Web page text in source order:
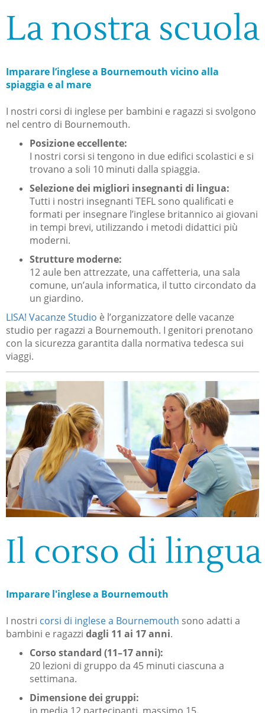
La nostra scuola
Imparare l’inglese a Bournemouth vicino alla
spiaggia e al mare
I nostri corsi di inglese per bambini e ragazzi si svolgono
nel centro di Bournemouth.
Posizione eccellente:
I nostri corsi si tengono in due edifici scolastici e si
trovano a soli 10 minuti dalla spiaggia.
Selezione dei migliori insegnanti di lingua:
Tutti i nostri insegnanti TEFL sono qualificati e
formati per insegnare l’inglese britannico ai giovani
in tempi brevi, utilizzando i metodi didattici più
moderni.
Strutture moderne:
12 aule ben attrezzate, una caffetteria, una sala
comune, un’aula informatica, il tutto circondato da
un giardino.
LISA! Vacanze Studio è l’organizzatore delle vacanze
studio per ragazzi a Bournemouth. I genitori prenotano
con la sicurezza garantita dalla normativa tedesca sui
viaggi.
Il corso di lingua
Imparare l'inglese a Bournemouth
​I nostri corsi di inglese a Bournemouth sono adatti a
bambini e ragazzi dagli 11 ai 17 anni.
Corso standard (11–17 anni):
20 lezioni di gruppo da 45 minuti ciascuna a
settimana.
Dimensione dei gruppi: